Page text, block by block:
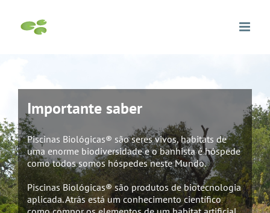
content
Importante saber
Piscinas Biológicas® são seres vivos, habitats de
uma enorme biodiversidade e o banhista é hóspede
como todos somos hóspedes neste Mundo.
Piscinas Biológicas® são produtos de biotecnologia
aplicada. Atrás está um conhecimento científico